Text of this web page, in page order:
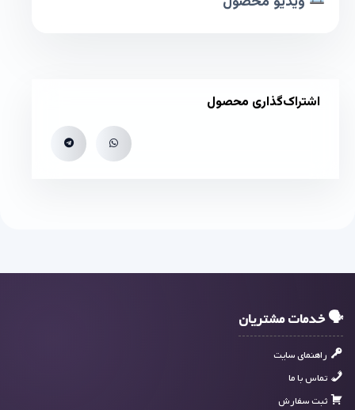
اشتراک‌گذاری محصول
🗣 خدمات مشتریان
راهنمای سایت
تماس با ما
ثبت سفارش